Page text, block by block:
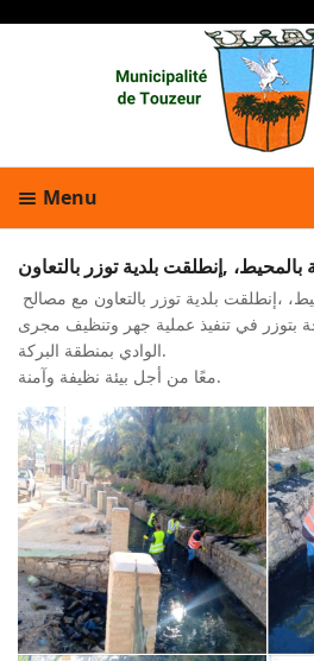
Menu
بالمحيط، ,إنطلقت بلدية توزر بالتعاون
بتوزر في تنفيذ عملية جهر وتنظيف مجرى
الوادي بمنطقة البركة.
معًا من أجل بيئة نظيفة وآمنة.